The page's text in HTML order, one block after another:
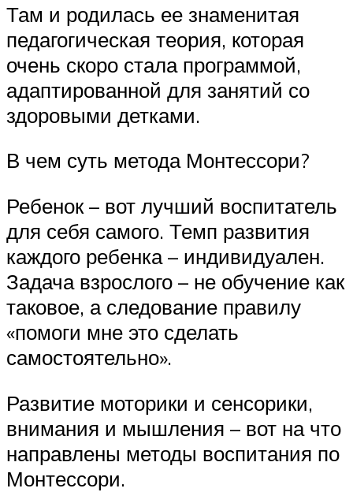
Там и родилась ее знаменитая
педагогическая теория, которая
очень скоро стала программой,
адаптированной для занятий со
здоровыми детками.
В чем суть метода Монтессори?
Ребенок – вот лучший воспитатель
для себя самого. Темп развития
каждого ребенка – индивидуален.
Задача взрослого – не обучение как
таковое, а следование правилу
«помоги мне это сделать
самостоятельно».
Развитие моторики и сенсорики,
внимания и мышления – вот на что
направлены методы воспитания по
Монтессори.